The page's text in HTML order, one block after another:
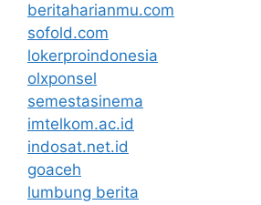
beritaharianmu.com
sofold.com
lokerproindonesia
olxponsel
semestasinema
imtelkom.ac.id
indosat.net.id
goaceh
lumbung berita